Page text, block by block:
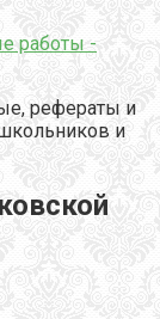
работы -
рефераты и
и